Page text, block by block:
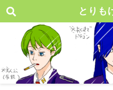
とりも